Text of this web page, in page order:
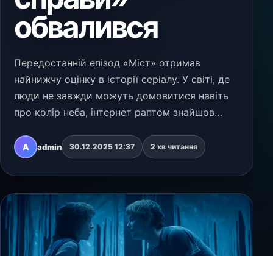
обвалився
Передостанній епізод «Міст» отримав
найнижчу оцінку в історії серіалу. У світі, де
люди не завжди можуть домовитися навіть
про колір неба, інтернет раптом знайшов
розчарування, нею став фінальний сезон
культового серіалу Ne…
A admin 30.12.2025 12:37 2 хв читання